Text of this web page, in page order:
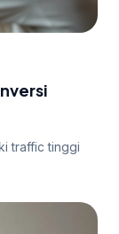
traffic tinggi